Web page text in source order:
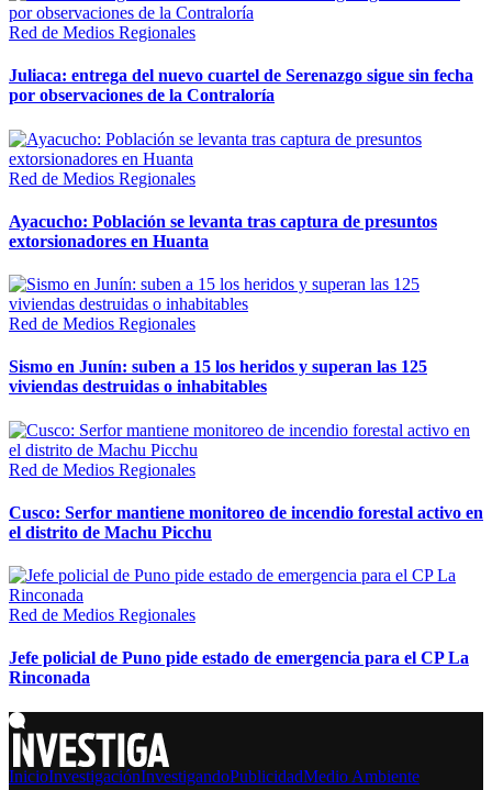
Red de Medios Regionales
Juliaca: entrega del nuevo cuartel de Serenazgo sigue sin fecha
por observaciones de la Contraloría
Red de Medios Regionales
Ayacucho: Población se levanta tras captura de presuntos
extorsionadores en Huanta
Red de Medios Regionales
Sismo en Junín: suben a 15 los heridos y superan las 125
viviendas destruidas o inhabitables
Red de Medios Regionales
Cusco: Serfor mantiene monitoreo de incendio forestal activo en
el distrito de Machu Picchu
Red de Medios Regionales
Jefe policial de Puno pide estado de emergencia para el CP La
Rinconada
InicioInvestigaciónInvestigandoPublicidadMedio Ambiente